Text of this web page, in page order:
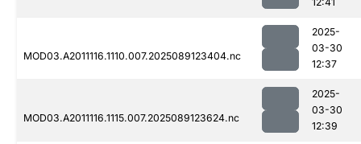
MOD03.A2011116.1110.007.2025089123404.nc
2025-
03-30
12:37
MOD03.A2011116.1115.007.2025089123624.nc
2025-
03-30
12:39